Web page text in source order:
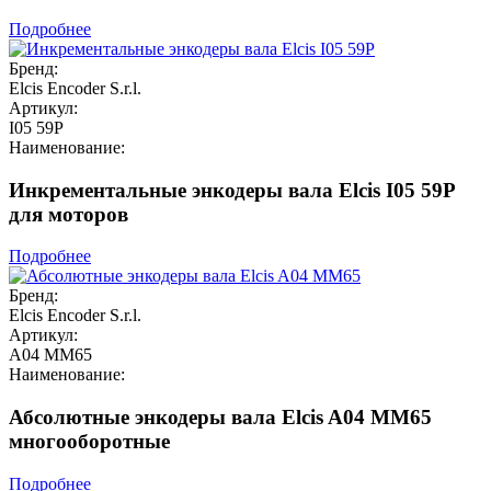
Подробнее
Бренд:
Elcis Encoder S.r.l.
Артикул:
I05 59P
Наименование:
Инкрементальные энкодеры вала Elcis I05 59P
для моторов
Подробнее
Бренд:
Elcis Encoder S.r.l.
Артикул:
A04 MM65
Наименование:
Абсолютные энкодеры вала Elcis A04 MM65
многооборотные
Подробнее